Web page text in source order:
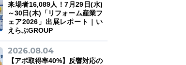
来場者16,089人！7月29日(水)
～30日(木)「リフォーム産業フ
ェア2026」出展レポート｜い
えらぶGROUP
2026.08.04
【アポ取得率40%】反響対応の